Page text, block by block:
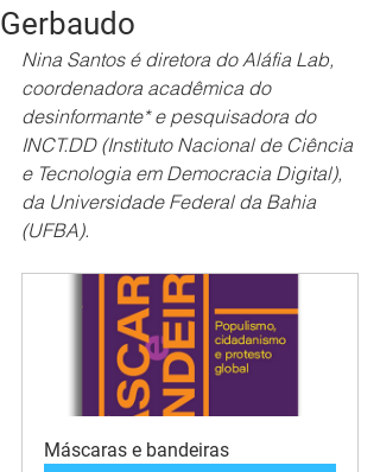
Gerbaudo
Nina Santos é diretora do Aláfia Lab,
coordenadora acadêmica do
desinformante* e pesquisadora do
INCT.DD (Instituto Nacional de Ciência
e Tecnologia em Democracia Digital),
da Universidade Federal da Bahia
(UFBA).
Máscaras e bandeiras